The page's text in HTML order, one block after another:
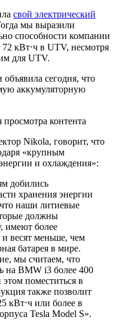
свой электрический
мы выразили
способности компании
кВт⋅ч в UTV, несмотря
для UTV.
сегодня, что
аккумуляторную
контента
Nikola, говорит, что
«крупным
и охлаждения»:
добились
хранения энергии
наши литиевые
должны
имеют более
весят меньше, чем
батарея в мире.
мы считаем, что
на BMW i3 более 400
поместиться в
также позволит
кВт⋅ч или более в
Tesla Model S».